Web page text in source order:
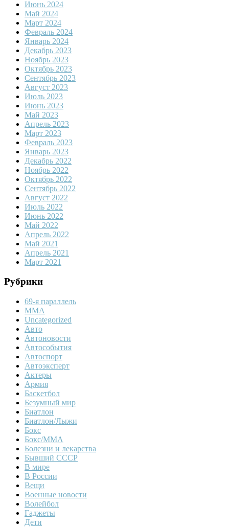
Июнь 2024
Май 2024
Март 2024
Февраль 2024
Январь 2024
Декабрь 2023
Ноябрь 2023
Октябрь 2023
Сентябрь 2023
Август 2023
Июль 2023
Июнь 2023
Май 2023
Апрель 2023
Март 2023
Февраль 2023
Январь 2023
Декабрь 2022
Ноябрь 2022
Октябрь 2022
Сентябрь 2022
Август 2022
Июль 2022
Июнь 2022
Май 2022
Апрель 2022
Май 2021
Апрель 2021
Март 2021
Рубрики
69-я параллель
MMA
Uncategorized
Авто
Автоновости
Автособытия
Автоспорт
Автоэксперт
Актеры
Армия
Баскетбол
Безумный мир
Биатлон
Биатлон/Лыжи
Бокс
Бокс/MMA
Болезни и лекарства
Бывший СССР
В мире
В России
Вещи
Военные новости
Волейбол
Гаджеты
Дети